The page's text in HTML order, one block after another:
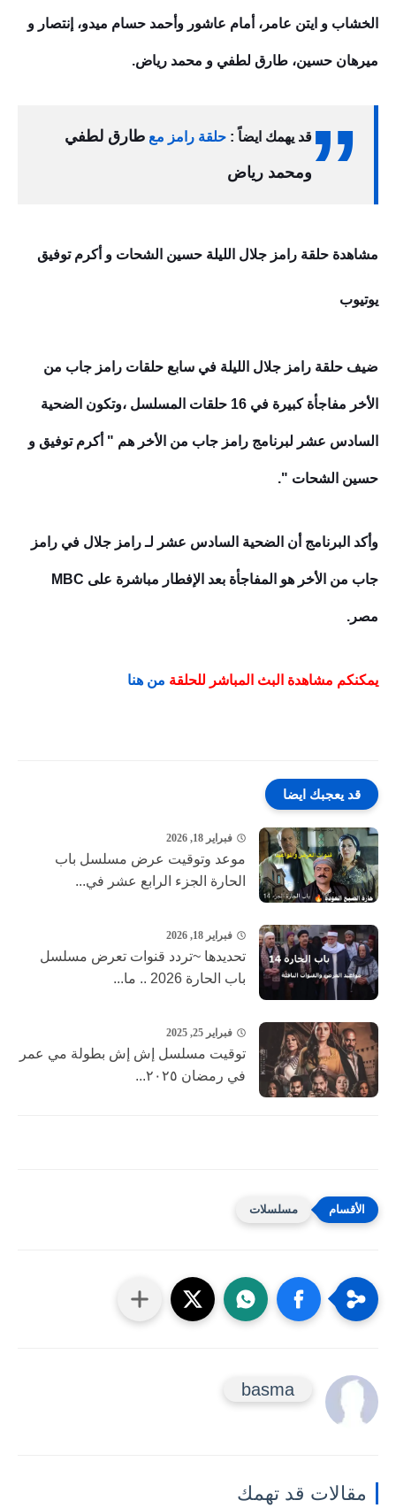
الخشاب و ايتن عامر، أمام عاشور وأحمد حسام ميدو، إنتصار و
ميرهان حسين، طارق لطفي و محمد رياض.
قد يهمك ايضاً : حلقة رامز مع طارق لطفي
ومحمد رياض
مشاهدة حلقة رامز جلال الليلة حسين الشحات و أكرم توفيق
يوتيوب
ضيف حلقة رامز جلال الليلة في سابع حلقات رامز جاب من
الأخر مفاجأة كبيرة في 16 حلقات المسلسل ،وتكون الضحية
السادس عشر لبرنامج رامز جاب من الأخر هم " أكرم توفيق و
حسين الشحات ".
وأكد البرنامج أن الضحية السادس عشر لـ رامز جلال في رامز
جاب من الأخر هو المفاجأة بعد الإفطار مباشرة على MBC
مصر.
يمكنكم مشاهدة البث المباشر للحلقة من هنا
قد يعجبك ايضا
فبراير 18, 2026
موعد وتوقيت عرض مسلسل باب
الحارة الجزء الرابع عشر في...
فبراير 18, 2026
تحديدها ~تردد قنوات تعرض مسلسل
باب الحارة 2026 .. ما...
فبراير 25, 2025
توقيت مسلسل إش إش بطولة مي عمر
في رمضان ٢٠٢٥...
مسلسلات
basma
مقالات قد تهمك